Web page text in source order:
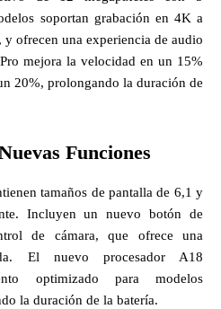
soportan grabación en 4K a
ofrecen una experiencia de audio
mejora la velocidad en un 15%
20%, prolongando la duración de
Funciones
tamaños de pantalla de 6,1 y
Incluyen un nuevo botón de
de cámara, que ofrece una
El nuevo procesador A18
optimizado para modelos
la duración de la batería.